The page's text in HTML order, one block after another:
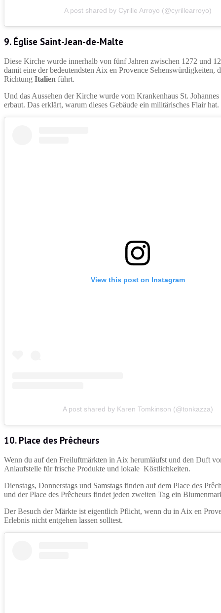
A post shared by Cyrille Arroyo (@cyrillearroyo)
9. Église Saint-Jean-de-Malte
Diese Kirche wurde innerhalb von fünf Jahren zwischen 1272 und
damit eine der bedeutendsten Aix en Provence
Richtung Italien führt.
Und das Aussehen der Kirche wurde vom Krankenhaus St.
erbaut. Das erklärt, warum dieses Gebäude ein militärisches Flair hat.
View this post on Instagram
A post shared by Karen Tomkinson (@tonkazza)
10. Place des Prêcheurs
Wenn du auf den Freiluftmärkten in Aix herumläufst und den Duft
Anlaufstelle für frische Produkte und lokale Köstlichkeiten.
Dienstags, Donnerstags und Samstags finden auf dem Place des
und der Place des Prêcheurs findet jeden zweiten Tag ein
Der Besuch der Märkte ist eigentlich Pflicht, wenn du in Aix en
Erlebnis nicht entgehen lassen solltest.